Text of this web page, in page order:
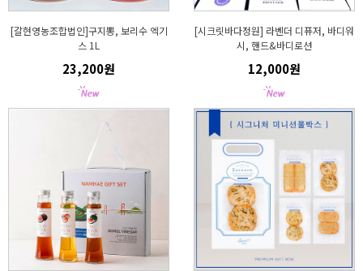
[갈현영농조합법인]구지뽕, 보리수 엑기
스 1L
23,200원
[시크릿바다정원] 라벤더 디퓨저, 바디워
시, 핸드&바디로션
12,000원